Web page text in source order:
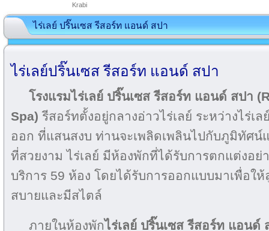
Krabi
ไร่เลย์ ปริ๊นเซส รีสอร์ท แอนด์ สปา
ไร่เลย์ปริ๊นเซส รีสอร์ท แอนด์ สปา
โรงแรมไร่เลย์ ปริ๊นเซส รีสอร์ท แอนด์ สปา
Spa) รีสอร์ทตั้งอยู่กลางอ่าวไร่เลย์ ระหว่างไร่เ
ออก ที่แสนสงบ ท่านจะเพลิดเพลินไปกับภูมิทัศน์
ที่สวยงาม ไร่เลย์ มีห้องพักที่ได้รับการตกแต่งอ
บริการ 59 ห้อง โดยได้รับการออกแบบมาเพื่อใ
สบายและมีสไตล์
ภายในห้องพักไร่เลย์ ปริ๊นเซส รีสอร์ท แอนด์